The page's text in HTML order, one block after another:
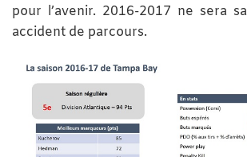
pour l’avenir. 2016-2017 ne sera
accident de parcours.